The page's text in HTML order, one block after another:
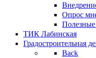
Опрос
ТИК Лабинская
Градостроительная
Back